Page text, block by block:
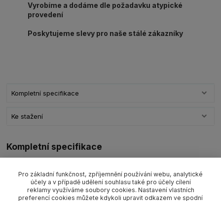
Vyrobíme a dodáme dle požadavku atypické
provedení
Poskytujeme slevy pro naše stálé zákazníky
Kompletní specifikace
Ke stažení
Kompletní specifikace
výběru. V sekci ke stažení naleznete technický list s rozměry
Pro základní funkčnost, zpříjemnění používání webu, analytické
účely a v případě udělení souhlasu také pro účely cílení
reklamy využíváme soubory cookies. Nastavení vlastních
preferencí cookies můžete kdykoli upravit odkazem ve spodní